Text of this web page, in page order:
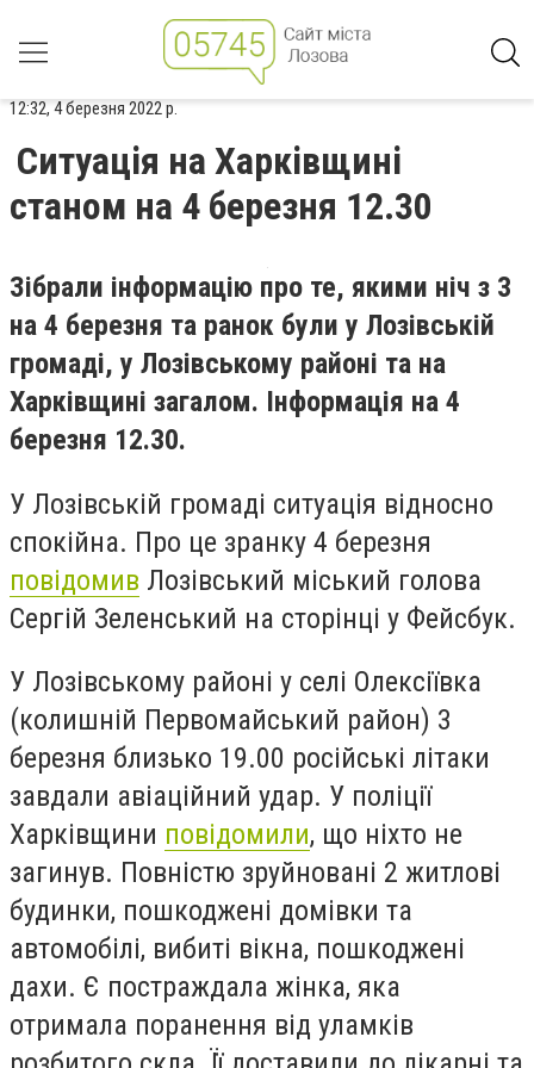
12:32, 4 березня 2022 р.
Ситуація на Харківщині
станом на 4 березня 12.30
Зібрали інформацію про те, якими ніч з 3
на 4 березня та ранок були у Лозівській
громаді, у Лозівському районі та на
Харківщині загалом. Інформація на 4
березня 12.30.
У Лозівській громаді ситуація відносно
спокійна. Про це зранку 4 березня
повідомив Лозівський міський голова
Сергій Зеленський на сторінці у Фейсбук.
У Лозівському районі у селі Олексіївка
(колишній Первомайський район) 3
березня близько 19.00 російські літаки
завдали авіаційний удар. У поліції
Харківщини повідомили, що ніхто не
загинув. Повністю зруйновані 2 житлові
будинки, пошкоджені домівки та
автомобілі, вибиті вікна, пошкоджені
дахи. Є постраждала жінка, яка
отримала поранення від уламків